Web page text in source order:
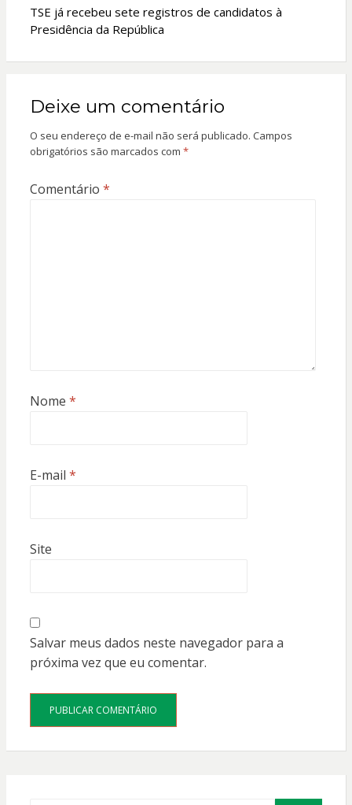
TSE já recebeu sete registros de candidatos à
Presidência da República
Deixe um comentário
O seu endereço de e-mail não será publicado. Campos
obrigatórios são marcados com *
Comentário *
Nome *
E-mail *
Site
Salvar meus dados neste navegador para a
próxima vez que eu comentar.